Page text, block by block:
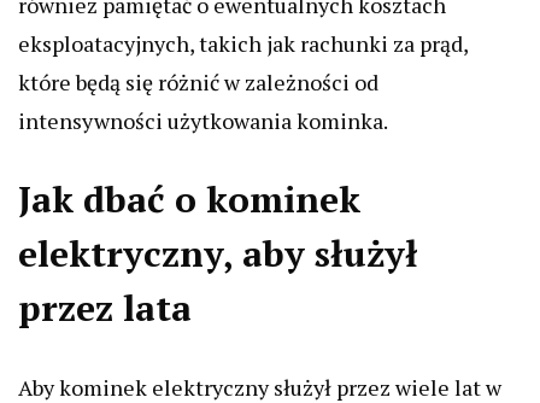
eksploatacyjnych, takich jak rachunki za prąd,
które będą się różnić w zależności od
intensywności użytkowania kominka.
Jak dbać o kominek
elektryczny, aby służył
przez lata
Aby kominek elektryczny służył przez wiele lat w